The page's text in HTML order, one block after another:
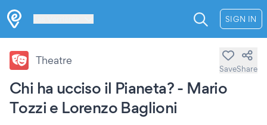
SIGN IN
Chi ha ucciso il Pianeta? - Mario
Tozzi e Lorenzo Baglioni
Theatre
SaveShare